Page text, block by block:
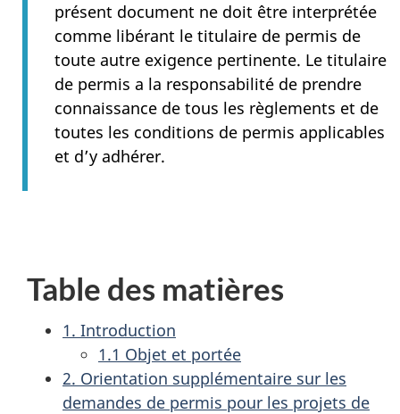
présent document ne doit être interprétée
comme libérant le titulaire de permis de
toute autre exigence pertinente. Le titulaire
de permis a la responsabilité de prendre
connaissance de tous les règlements et de
toutes les conditions de permis applicables
et d’y adhérer.
Table des matières
1. Introduction
1.1 Objet et portée
2. Orientation supplémentaire sur les
demandes de permis pour les projets de